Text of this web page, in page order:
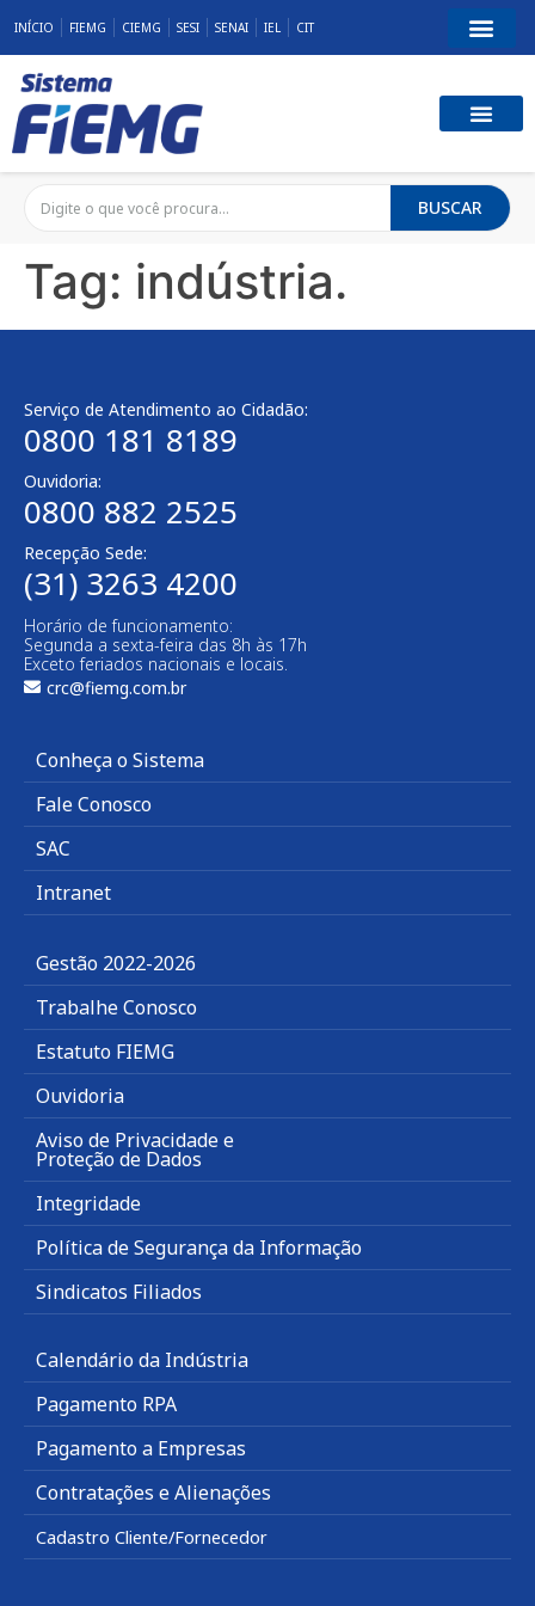
INÍCIO FIEMG CIEMG SESI SENAI IEL CIT
BUSCAR
Tag: indústria.
Serviço de Atendimento ao Cidadão:
0800 181 8189
Ouvidoria:
0800 882 2525​
Recepção Sede:
(31) 3263 4200
Horário de funcionamento:
Segunda a sexta-feira das 8h às 17h
Exceto feriados nacionais e locais.
crc@fiemg.com.br
Conheça o Sistema
Fale Conosco
SAC
Intranet
Gestão 2022-2026
Trabalhe Conosco
Estatuto FIEMG
Ouvidoria
Aviso de Privacidade e
Proteção de Dados
Integridade
Política de Segurança da Informação
Sindicatos Filiados
Calendário da Indústria
Pagamento RPA
Pagamento a Empresas
Contratações e Alienações
Cadastro Cliente/Fornecedor